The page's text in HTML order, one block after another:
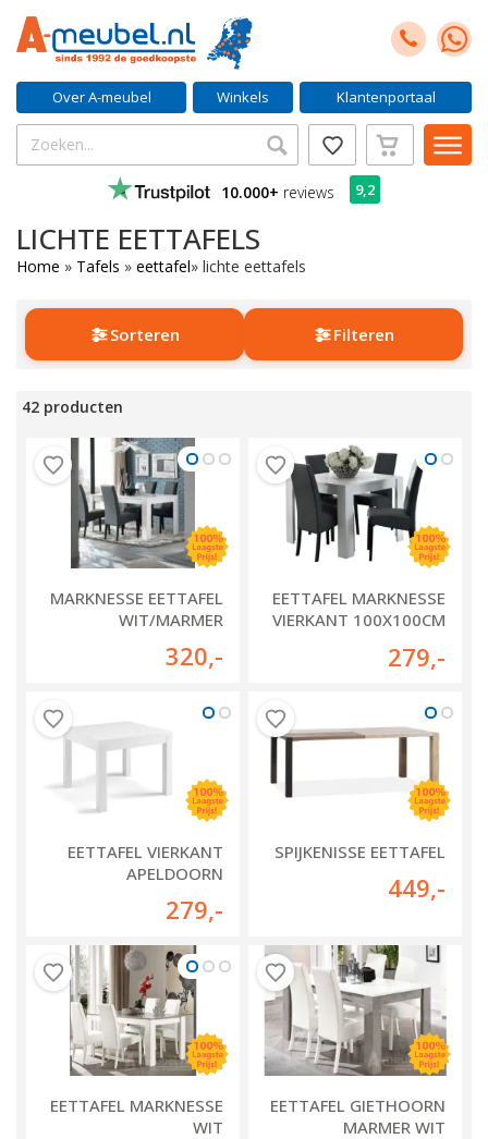
Over A-meubel Winkels Klantenportaal
10.000+ reviews 9,2
LICHTE EETTAFELS
Home » Tafels » eettafel» lichte eettafels
Sorteren Filteren
42 producten
MARKNESSE EETTAFEL
WIT/MARMER
320,-
EETTAFEL MARKNESSE
VIERKANT 100X100CM
279,-
EETTAFEL VIERKANT
APELDOORN
279,-
SPIJKENISSE EETTAFEL
449,-
EETTAFEL MARKNESSE
WIT
EETTAFEL GIETHOORN
MARMER WIT